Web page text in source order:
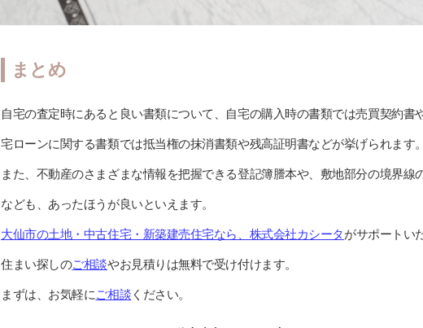
まとめ
自宅の査定時にあると良い書類について、自宅の購入時の書類では売買契約書
宅ローンに関する書類では抵当権の抹消書類や残高証明書などが挙げられます。
また、不動産のさまざまな情報を把握できる登記簿謄本や、敷地部分の境界線
なども、あったほうが良いといえます。
大仙市の土地・中古住宅・新築建売住宅なら、株式会社カシータがサポートい
住まい探しのご相談やお見積りは無料で受け付けます。
まずは、お気軽にご相談 ください。